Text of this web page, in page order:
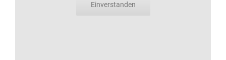
Einverstanden